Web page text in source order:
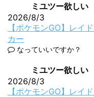
ミユツー欲しい
2026/8/3
【ポケモンGO】レイ
カー
なっていいですか？
ミユツー欲しい
2026/8/3
【ポケモンGO】レイ